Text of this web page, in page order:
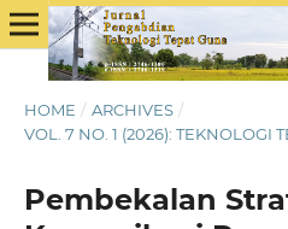
HOME / ARCHIVES /
VOL. 7 NO. 1 (2026): TEKNOLOGI
Pembekalan